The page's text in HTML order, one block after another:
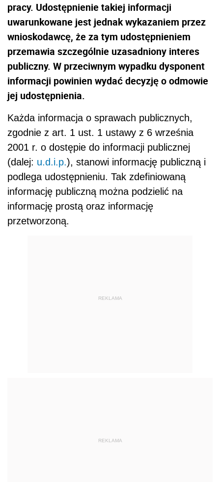
pracy. Udostępnienie takiej informacji
uwarunkowane jest jednak wykazaniem przez
wnioskodawcę, że za tym udostępnieniem
przemawia szczególnie uzasadniony interes
publiczny. W przeciwnym wypadku dysponent
informacji powinien wydać decyzję o odmowie
jej udostępnienia.
Każda informacja o sprawach publicznych,
zgodnie z art. 1 ust. 1 ustawy z 6 września
2001 r. o dostępie do informacji publicznej
(dalej: u.d.i.p.), stanowi informację publiczną i
podlega udostępnieniu. Tak zdefiniowaną
informację publiczną można podzielić na
informację prostą oraz informację
przetworzoną.
REKLAMA
REKLAMA